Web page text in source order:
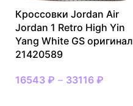
Кроссовки Jordan Air
Jordan 1 Retro High Yin
Yang White GS оригинал
21420589
16543 ₽ – 33116 ₽